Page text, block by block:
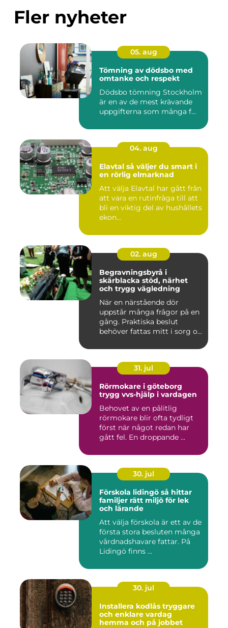
Fler nyheter
05. aug
Tömning av dödsbo med
omtanke och respekt
Dödsbo tömning Stockholm
är en av de mest krävande
uppgifterna som många f...
04. aug
Elavtal så väljer du smart i
en rörlig elmarknad
Att välja Elavtal har gått från
att vara en rutinfråga till att
bli en viktig del av hushållets
ekon...
02. aug
Begravningsbyrå i
skärblacka stöd, närhet
och trygg vägledning
När en närstående dör
uppstår många frågor på en
gång. Praktiska beslut
behöver fattas mitt i sorg o...
31. jul
Rörmokare i göteborg
trygg vvs-hjälp i vardagen
Behovet av en pålitlig
rörmokare blir ofta tydligt
först när något redan har
gått fel. En droppande ...
30. jul
Förskola lidingö så hittar
familjer rätt miljö för lek
och lärande
Att välja förskola är ett av de
första stora besluten många
vårdnadshavare fattar. På
Lidingö finns ...
30. jul
Installera kodlås tryggare
och enklare vardag
hemma och på jobbet